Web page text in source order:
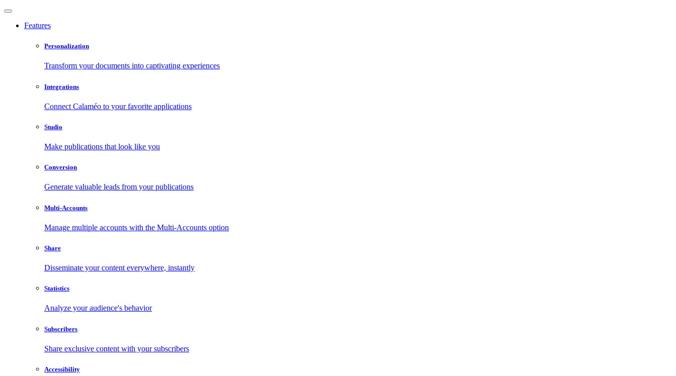
Features
Personalization
Transform your documents into captivating experiences
Integrations
Connect Calaméo to your favorite applications
Studio
Make publications that look like you
Conversion
Generate valuable leads from your publications
Multi-Accounts
Manage multiple accounts with the Multi-Accounts option
Share
Disseminate your content everywhere, instantly
Statistics
Analyze your audience's behavior
Subscribers
Share exclusive content with your subscribers
Accessibility